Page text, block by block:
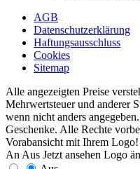
AGB
Datenschutzerklärung
Haftungsausschluss
Cookies
Sitemap
Alle angezeigten Preise
Mehrwertsteuer und anderer
wenn nicht anders
Geschenke. Alle Rechte
Vorabansicht mit Ihrem Logo!
An Aus Jetzt ansehen Logo